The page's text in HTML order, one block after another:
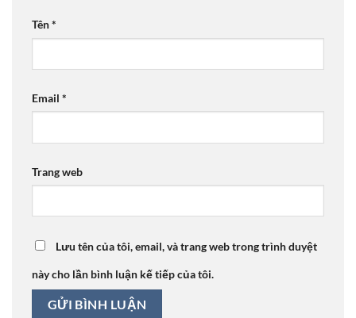
Tên*
Email *
Trang web
Lưu tên của tôi, email, và trang web trong trình duyệt
này cho lần bình luận kế tiếp của tôi.